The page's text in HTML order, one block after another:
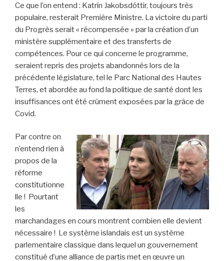
Ce que l’on entend : Katrín Jakobsdóttir, toujours très
populaire, resterait Première Ministre. La victoire du parti
du Progrès serait « récompensée » par la création d’un
ministère supplémentaire et des transferts de
compétences. Pour ce qui concerne le programme,
seraient repris des projets abandonnés lors de la
précédente législature, tel le Parc National des Hautes
Terres, et abordée au fond la politique de santé dont les
insuffisances ont été crûment exposées par la grâce de
Covid.
Par contre on
n’entend rien à
propos de la
réforme
constitutionne
lle ! Pourtant
les
marchandages en cours montrent combien elle devient
nécessaire ! Le système islandais est un système
parlementaire classique dans lequel un gouvernement
constitué d’une alliance de partis met en œuvre un